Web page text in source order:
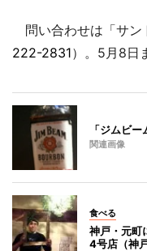
問い合わせは「サン
222-2831）。5月8日
「ジムビ
関連画像
食べる
神戸・元町
4号店（神